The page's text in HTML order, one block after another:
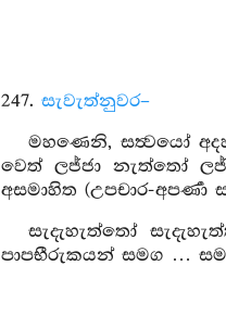
247. සැවැත්නුවර–
මහණෙනි, සත්‍වයෝ
වෙත් ලජ්ජා නැත්තෝ
අසමාහිත (උපචාර-
සැදැහැත්තෝ
පාපභීරුකයන් සමග …